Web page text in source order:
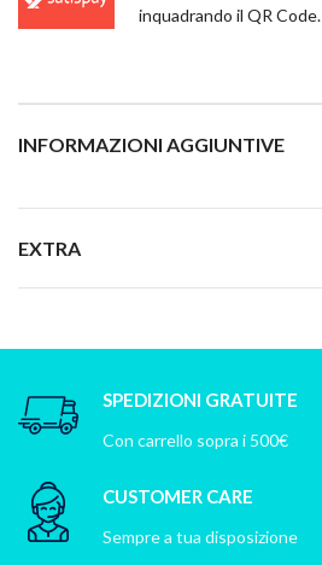
inquadrando il QR Code.
INFORMAZIONI AGGIUNTIVE
EXTRA
SPEDIZIONI GRATUITE
Con carrello sopra i 500€
CUSTOMER CARE
Sempre a tua disposizione